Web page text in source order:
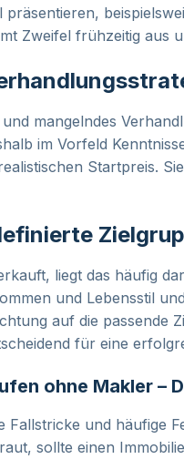
Zweifel frühzeitig
mangelndes
im Vorfeld
Startpreis.
liegt das häufig
und Lebensstil
auf die passende
für eine
ohne Makler –
Fallstricke und häufige
sollte einen